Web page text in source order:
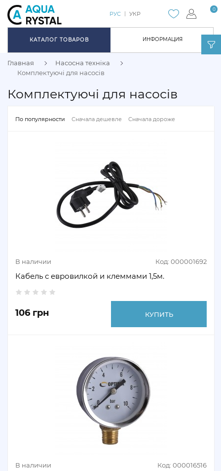
ИНФОРМАЦИЯ
0
РУС УКР
КАТАЛОГ ТОВАРОВ
Главная
Насосна техніка
Комплектуючі для насосів
Комплектуючі для насосів
По популярности Сначала дешевле Сначала дороже
В наличии Код: 000001692
Кабель с евровилкой и клеммами 1,5м.
106 грн КУПИТЬ
В наличии Код: 000016516